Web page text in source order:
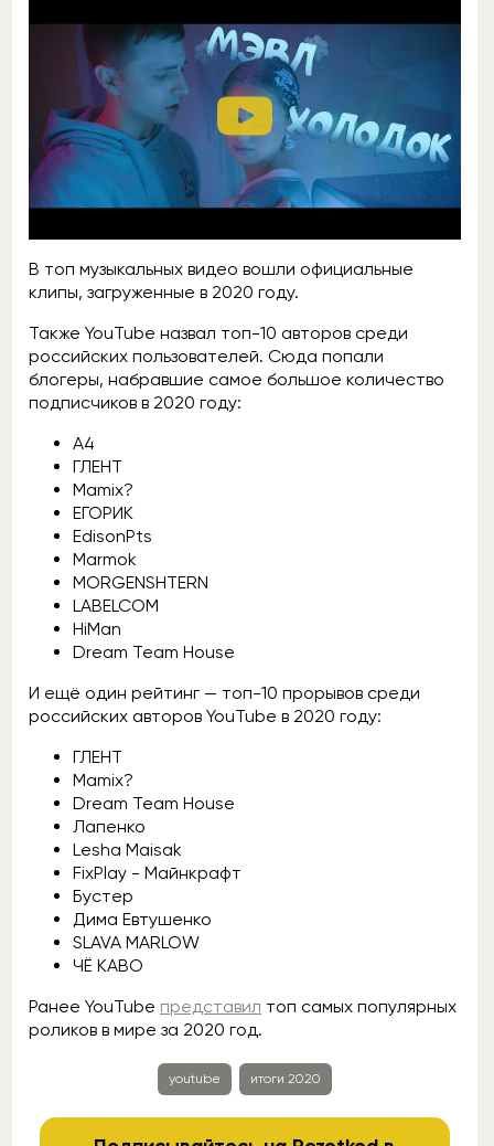
В топ музыкальных видео вошли официальные
клипы, загруженные в 2020 году.
Также YouTube назвал топ-10 авторов среди
российских пользователей. Сюда попали
блогеры, набравшие самое большое количество
подписчиков в 2020 году:
A4
ГЛЕНТ
Mamix?
ЕГОРИК
EdisonPts
Marmok
MORGENSHTERN
LABELCOM
HiMan
Dream Team House
И ещё один рейтинг — топ-10 прорывов среди
российских авторов YouTube в 2020 году:
ГЛЕНТ
Mamix?
Dream Team House
Лапенко
Lesha Maisak
FixPlay - Майнкрафт
Бустер
Дима Евтушенко
SLAVA MARLOW
ЧЁ КАВО
Ранее YouTube представил топ самых популярных
роликов в мире за 2020 год.
youtube итоги 2020